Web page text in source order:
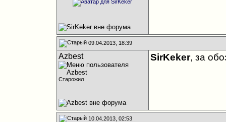
09.04.2013, 18:39
Azbest
Старожил
SirKeker, за
10.04.2013, 02:53